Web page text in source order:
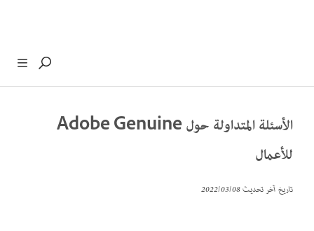
الأسئلة المتداولة حول Adobe Genuine
للأعمال
تاريخ آخر تحديث08‏/03‏/2022